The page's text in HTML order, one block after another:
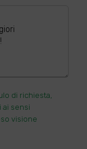
di richiesta,
ai sensi
visione